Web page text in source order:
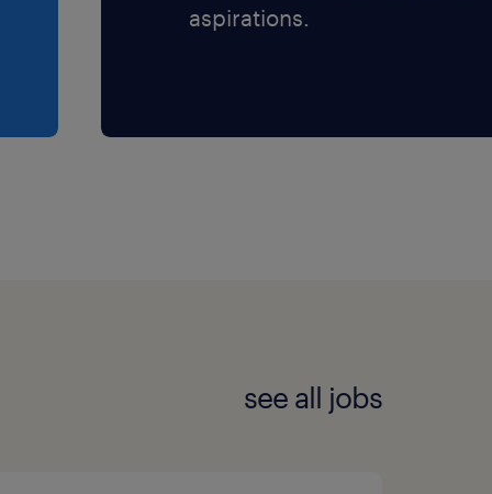
aspirations.
see all jobs